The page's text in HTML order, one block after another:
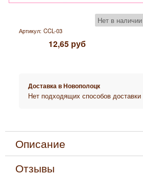
Нет в наличии
Артикул: CCL-03
12,65 руб
Доставка вНовополоцк
Нет подходящих способов доставки
Описание
Отзывы